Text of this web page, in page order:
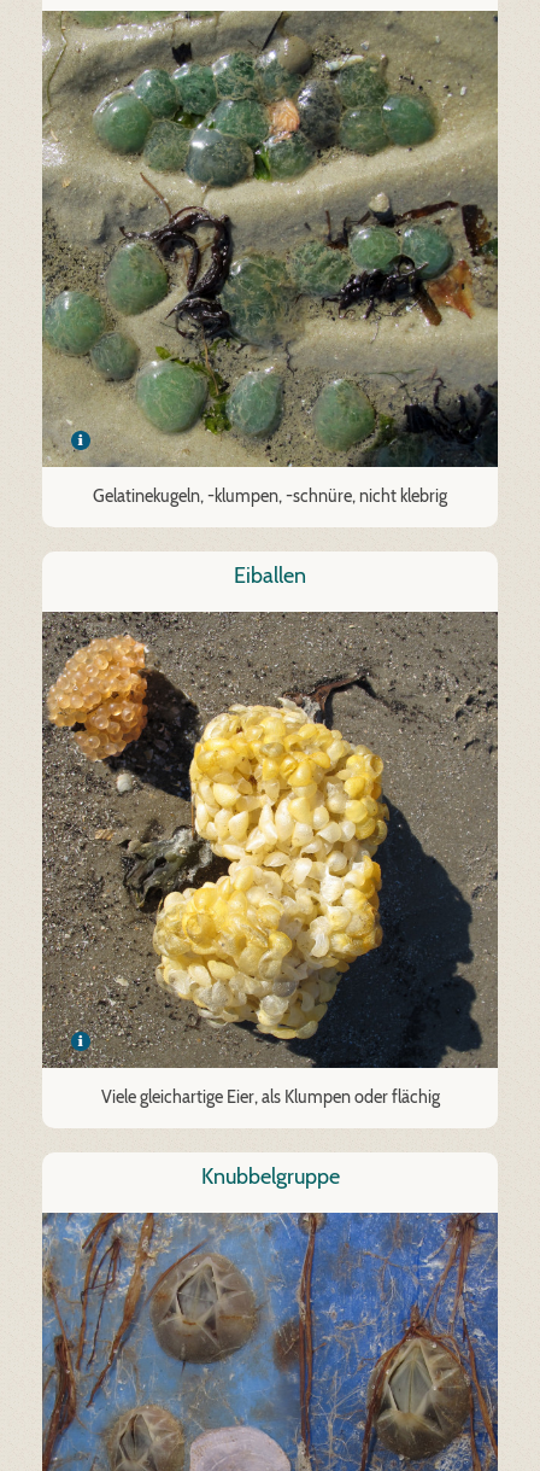
Gelatinekugeln, -klumpen, -schnüre, nicht klebrig
Eiballen
Viele gleichartige Eier, als Klumpen oder flächig
Knubbelgruppe